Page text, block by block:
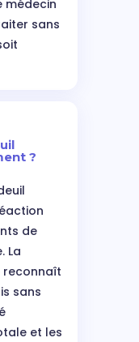
médecin
sans
?
de
La
reconnaît
sans
et les